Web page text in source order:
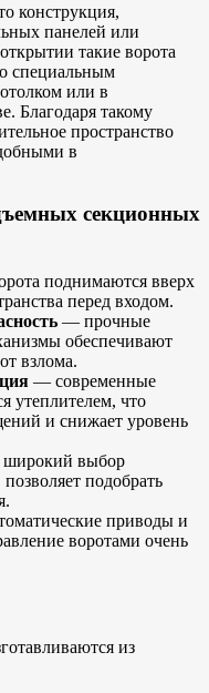
конструкция,
панелей или
такие ворота
специальным
или в
Благодаря такому
пространство
в
секционных
поднимаются вверх
перед входом.
— прочные
обеспечивают
взлома.
— современные
утеплителем, что
и снижает уровень
выбор
подобрать
приводы и
воротами очень
из